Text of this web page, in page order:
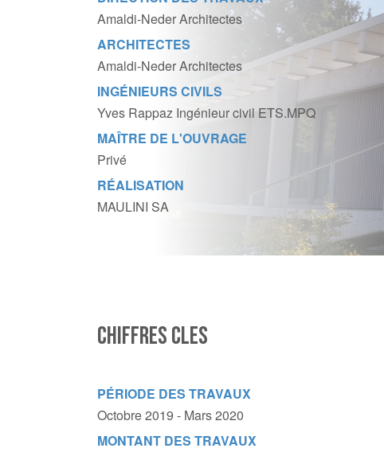
Amaldi-Neder Architectes
ARCHITECTES
Amaldi-Neder Architectes
INGÉNIEURS CIVILS
Yves Rappaz Ingénieur civil ETS.MPQ
MAÎTRE DE L'OUVRAGE
Privé
RÉALISATION
MAULINI SA
CHIFFRES CLES
PÉRIODE DES TRAVAUX
Octobre 2019 - Mars 2020
MONTANT DES TRAVAUX